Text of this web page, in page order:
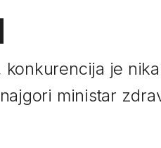
konkurencija je
ministar